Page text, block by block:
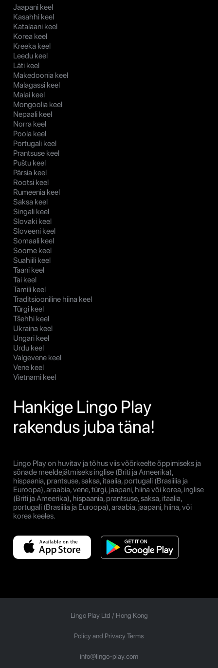
Jaapani keel
Kasahhi keel
Katalaani keel
Korea keel
Kreeka keel
Leedu keel
Läti keel
Makedoonia keel
Malagassi keel
Malai keel
Mongoolia keel
Nepaali keel
Norra keel
Poola keel
Portugali keel
Prantsuse keel
Puštu keel
Pärsia keel
Rootsi keel
Rumeenia keel
Saksa keel
Singali keel
Slovaki keel
Sloveeni keel
Somaali keel
Soome keel
Suahiili keel
Taani keel
Tai keel
Tamili keel
Traditsiooniline hiina keel
Türgi keel
Tšehhi keel
Ukraina keel
Ungari keel
Urdu keel
Valgevene keel
Vene keel
Vietnami keel
Hankige Lingo Play
rakendus juba täna!
Lingo Play on huvitav ja tõhus viis võõrkeelte õppimiseks ja
sõnade meeldejätmiseks inglise (Briti ja Ameerika),
hispaania, prantsuse, saksa, itaalia, portugali (Brasiilia ja
Euroopa), araabia, vene, türgi, jaapani, hiina või korea, inglise
(Briti ja Ameerika), hispaania, prantsuse, saksa, itaalia,
portugali (Brasiilia ja Euroopa), araabia, jaapani, hiina, või
korea keeles.
Lingo Play Ltd / Hong Kong
Policy and Privacy Terms
info@lingo-play.com